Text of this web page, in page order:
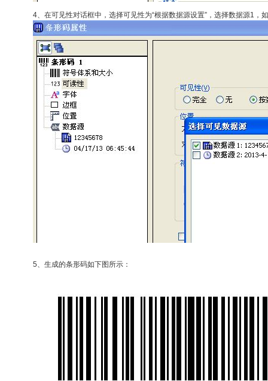
4、在可见性对话框中，选择可见性为“根据数据源设置”，选择数据源1，
5、生成的条形码如下图所示：